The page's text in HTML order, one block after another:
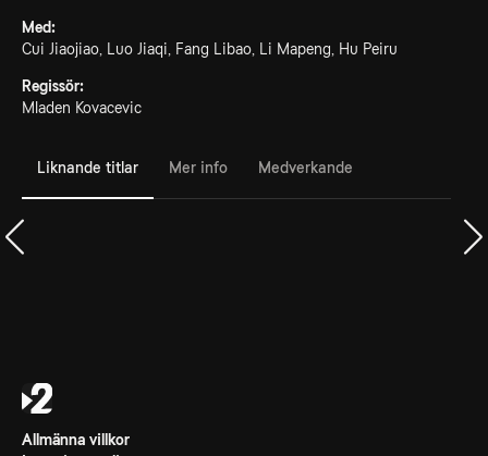
Med:
Cui Jiaojiao, Luo Jiaqi, Fang Libao, Li Mapeng, Hu Peiru
Regissör:
Mladen Kovacevic
Liknande titlar Mer info Medverkande
Allmänna villkor